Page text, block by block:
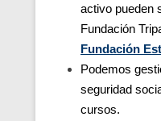
activo pueden
Fundación
Fundación
Podemos
seguridad
cursos.